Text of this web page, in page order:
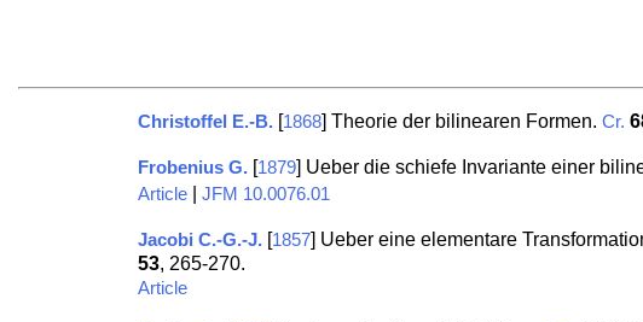
Christoffel E.-B. [1868] Theorie der bilinearen Formen. Cr.
Frobenius G. [1879] Ueber die schiefe Invariante einer
Article| JFM 10.0076.01
Jacobi C.-G.-J. [1857] Ueber eine elementare
53, 265-270.
Article